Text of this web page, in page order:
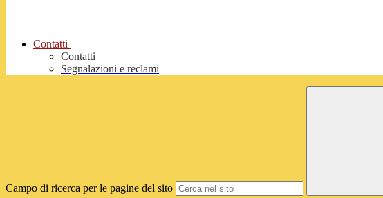
Contatti
Contatti
Segnalazioni e reclami
Campo di ricerca per le pagine del sito